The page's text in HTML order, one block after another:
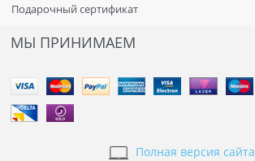
Подарочный сертификат
МЫ ПРИНИМАЕМ
Полная версия сайта